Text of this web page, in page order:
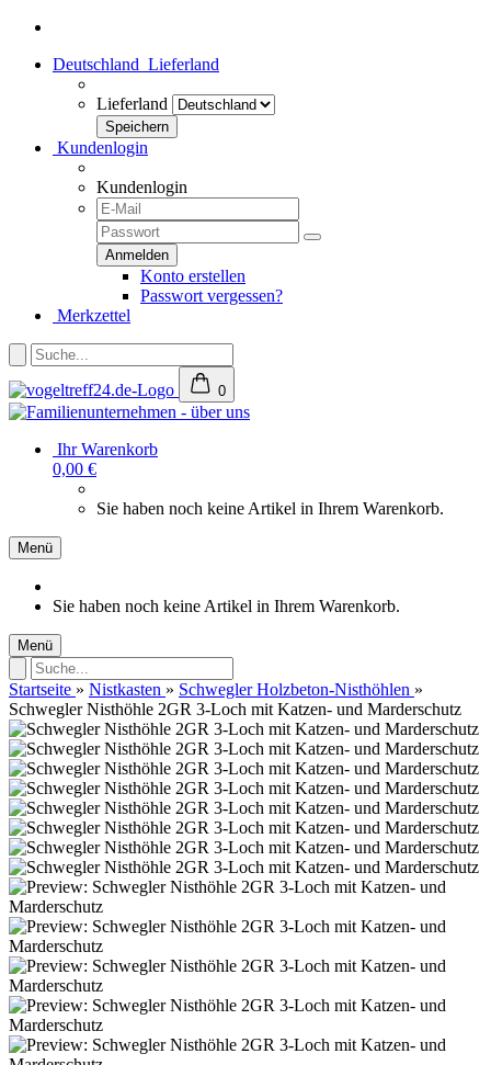
Deutschland Lieferland
Lieferland
Kundenlogin
Kundenlogin
Konto erstellen
Passwort vergessen?
Merkzettel
0
Ihr Warenkorb
0,00 €
Sie haben noch keine Artikel in Ihrem Warenkorb.
Menü
Sie haben noch keine Artikel in Ihrem Warenkorb.
Menü
Startseite » Nistkasten » Schwegler Holzbeton-Nisthöhlen »
Schwegler Nisthöhle 2GR 3-Loch mit Katzen- und Marderschutz